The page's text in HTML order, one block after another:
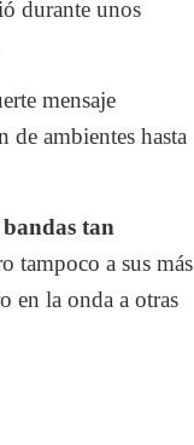
durante unos
mensaje
ambientes hasta
bandas tan
tampoco a sus más
en la onda a otras